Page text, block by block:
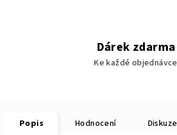
Dárek zdarma
Ke každé objednávce
Popis Hodnocení Diskuze